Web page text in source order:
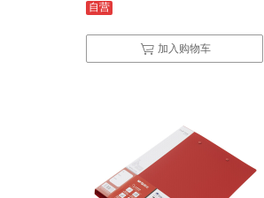
自营
加入购物车